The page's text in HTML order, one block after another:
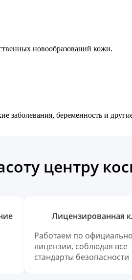
новообразований кожи.
заболевания, беременность и
центру
Лицензированная
Работаем по
лицензии, соблюдая все
стандарты безопасности